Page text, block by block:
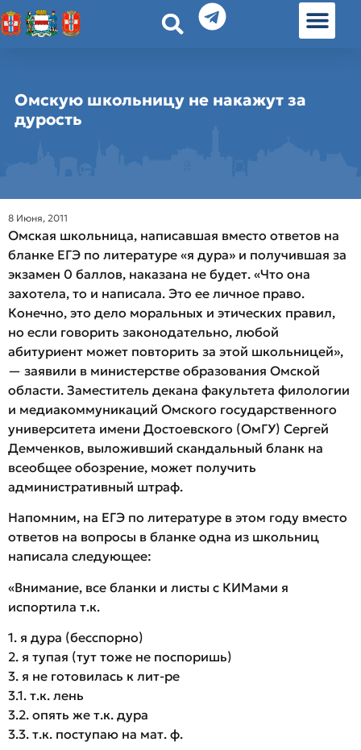
Омскую школьницу не накажут за
дурость
8 Июня, 2011
Омская школьница, написавшая вместо ответов на
бланке ЕГЭ по литературе «я дура» и получившая за
экзамен 0 баллов, наказана не будет. «Что она
захотела, то и написала. Это ее личное право.
Конечно, это дело моральных и этических правил,
но если говорить законодательно, любой
абитуриент может повторить за этой школьницей»,
— заявили в министерстве образования Омской
области. Заместитель декана факультета филологии
и медиакоммуникаций Омского государственного
университета имени Достоевского (ОмГУ) Сергей
Демченков, выложивший скандальный бланк на
всеобщее обозрение, может получить
административный штраф.
Напомним, на ЕГЭ по литературе в этом году вместо
ответов на вопросы в бланке одна из школьниц
написала следующее:
«Внимание, все бланки и листы с КИМами я
испортила т.к.
1. я дура (бесспорно)
2. я тупая (тут тоже не поспоришь)
3. я не готовилась к лит-ре
3.1. т.к. лень
3.2. опять же т.к. дура
3.3. т.к. поступаю на мат. ф.